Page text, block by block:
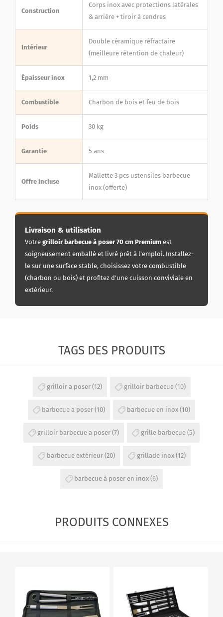
Construction
Corps inox avec protections latérales
& arrière + tiroir à cendres
Intérieur
Double céramique réfractaire
(meilleure rétention de chaleur)
Épaisseur inox 1,2 mm
Combustible Charbon de bois et feu de bois
Poids 30 kg
Garantie 5 ans
Offre incluse
Mallette 3 pcs ustensiles barbecue
inox (offerte)
Livraison & utilisation
Votre grilloir barbecue à poser 70 cm Premium est
soigneusement emballé et livré prêt à l’emploi. Installez-
le sur une surface stable, choisissez votre combustible
(charbon ou bois) et profitez d’une cuisson conviviale en
extérieur.
TAGS DES PRODUITS
grilloir a poser (12) grilloir barbecue (10)
barbecue a poser (10) barbecue en inox (10)
grilloir barbecue a poser (7) grille barbecue (5)
barbecue extérieur (20) grillade inox (12)
barbecue à poser en inox (6)
PRODUITS CONNEXES